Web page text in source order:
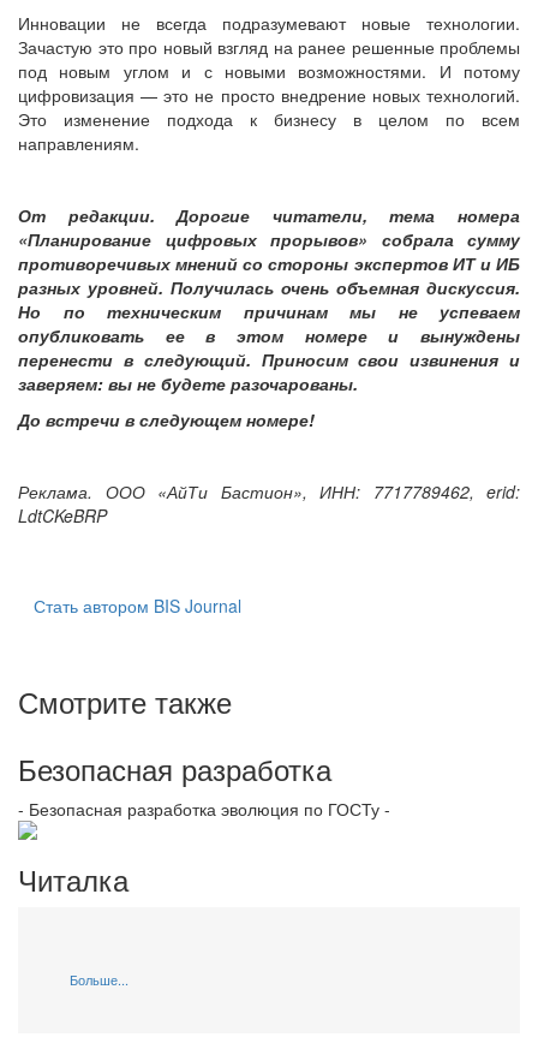
Инновации не всегда подразумевают новые технологии.
Зачастую это про новый взгляд на ранее решенные проблемы
под новым углом и с новыми возможностями. И потому
цифровизация — это не просто внедрение новых технологий.
Это изменение подхода к бизнесу в целом по всем
направлениям.
От редакции. Дорогие читатели, тема номера
«Планирование цифровых прорывов» собрала сумму
противоречивых мнений со стороны экспертов ИТ и ИБ
разных уровней. Получилась очень объемная дискуссия.
Но по техническим причинам мы не успеваем
опубликовать ее в этом номере и вынуждены
перенести в следующий. Приносим свои извинения и
заверяем: вы не будете разочарованы.
До встречи в следующем номере!
Реклама. ООО «АйТи Бастион», ИНН: 7717789462, erid:
LdtCKeBRP
Стать автором BIS Journal
Смотрите также
Безопасная разработка
- Безопасная разработка эволюция по ГОСТу -
Читалка
Больше...